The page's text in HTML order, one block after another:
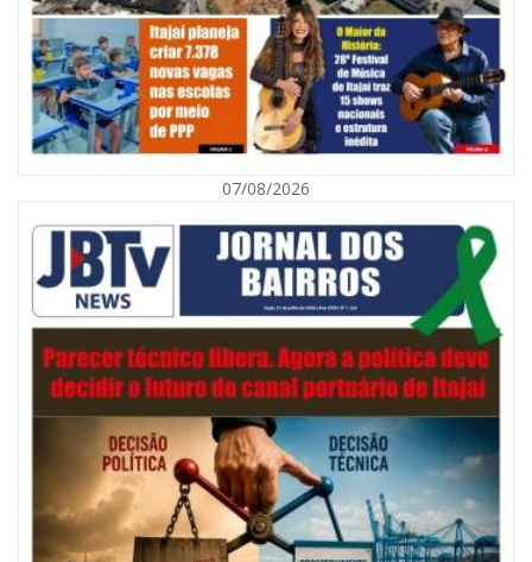
Defesa Civil orienta população sobre descarte correto de lixo para
prevenir alagamentos
NAVEGANTES
07/08/2026